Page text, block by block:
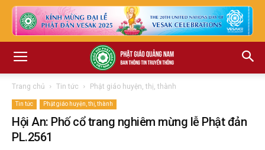
Trang chủ Tin tức Phật giáo huyện, thị, thành
Tin tức Phật giáo huyện, thị, thành
Hội An: Phố cổ trang nghiêm mừng lễ Phật đản
PL.2561